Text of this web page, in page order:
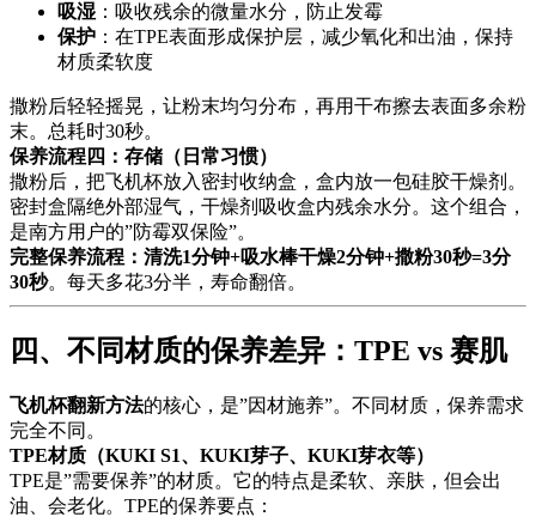
吸湿 ：吸收残余的微量水分，防止发霉
保护 ：在TPE表面形成保护层，减少氧化和出油，保持
材质柔软度
撒粉后轻轻摇晃，让粉末均匀分布，再用干布擦去表面多余粉
末。总耗时30秒。
保养流程四：存储（日常习惯）
撒粉后，把飞机杯放入密封收纳盒，盒内放一包硅胶干燥剂。
密封盒隔绝外部湿气，干燥剂吸收盒内残余水分。这个组合，
是南方用户的”防霉双保险”。
完整保养流程：清洗1分钟+吸水棒干燥2分钟+撒粉30秒=3分
30秒。每天多花3分半，寿命翻倍。
四、不同材质的保养差异：TPE vs 赛肌
飞机杯翻新方法的核心，是”因材施养”。不同材质，保养需求
完全不同。
TPE材质（KUKI S1、KUKI芽子、KUKI芽衣等）
TPE是”需要保养”的材质。它的特点是柔软、亲肤，但会出
油、会老化。TPE的保养要点：